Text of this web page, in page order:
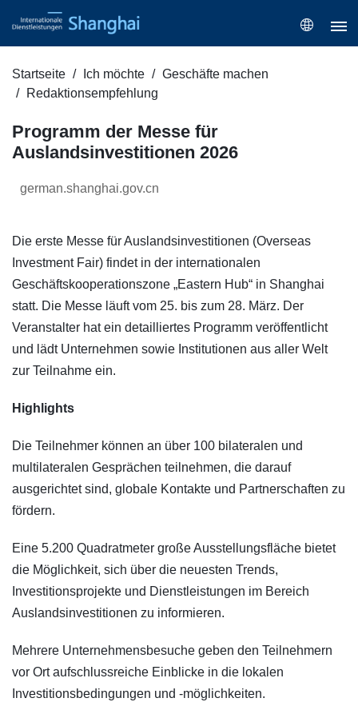
Startseite Ich möchte
Geschäfte machen
Redaktionsempfehlung
Programm der Messe für
Auslandsinvestitionen 2026
german.shanghai.gov.cn
Die erste Messe für Auslandsinvestitionen (Overseas
Investment Fair) findet in der internationalen
Geschäftskooperationszone „Eastern Hub“ in Shanghai
statt. Die Messe läuft vom 25. bis zum 28. März. Der
Veranstalter hat ein detailliertes Programm veröffentlicht
und lädt Unternehmen sowie Institutionen aus aller Welt
zur Teilnahme ein.
Highlights
Die Teilnehmer können an über 100 bilateralen und
multilateralen Gesprächen teilnehmen, die darauf
ausgerichtet sind, globale Kontakte und Partnerschaften zu
fördern.
Eine 5.200 Quadratmeter große Ausstellungsfläche bietet
die Möglichkeit, sich über die neuesten Trends,
Investitionsprojekte und Dienstleistungen im Bereich
Auslandsinvestitionen zu informieren.
Mehrere Unternehmensbesuche geben den Teilnehmern
vor Ort aufschlussreiche Einblicke in die lokalen
Investitionsbedingungen und -möglichkeiten.